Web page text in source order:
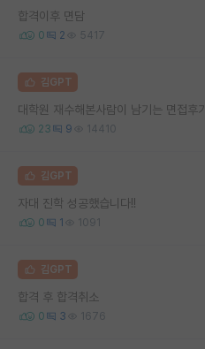
합격이후 면담
0 2 5417
김GPT
대학원 재수해본사람이 남기는 면접후기
23 9 14410
김GPT
자대 진학 성공했습니다!!
0 1 1091
김GPT
합격 후 합격취소
0 3 1676